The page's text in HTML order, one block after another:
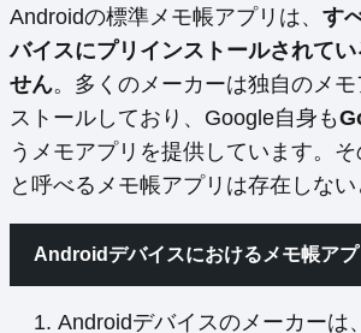
Androidの標準メモ帳アプリは、 す
バイスにプリインストールされて
せん。多くのメーカーは独自のメ
ストールしており、Google自身も
うメモアプリを提供しています。そ
と呼べるメモ帳アプリは存在しない
Androidデバイスにおけるメモ帳ア
Androidデバイスのメーカーは、